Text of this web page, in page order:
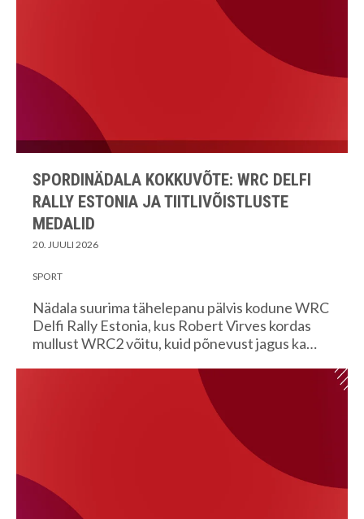
SPORDINÄDALA KOKKUVÕTE: WRC DELFI
RALLY ESTONIA JA TIITLIVÕISTLUSTE
MEDALID
20. JUULI 2026
SPORT
Nädala suurima tähelepanu pälvis kodune WRC
Delfi Rally Estonia, kus Robert Virves kordas
mullust WRC2 võitu, kuid põnevust jagus ka…